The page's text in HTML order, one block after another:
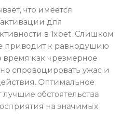
что имеется
для
в 1xbet. Слишком
приводит к равнодушию
время как чрезмерное
спровоцировать ужас и
Оптимальное
обстоятельства
на значимых